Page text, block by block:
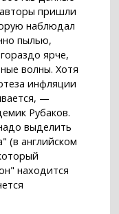
пришли
наблюдал
пылью,
ярче,
волны. Хотя
инфляции
—
Рубаков.
выделить
(в английском
находится